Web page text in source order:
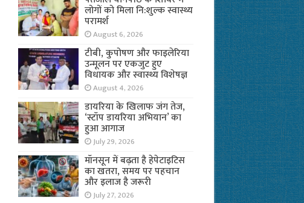
लोगों को मिला नि:शुल्क स्वास्थ्य
परामर्श
August 6, 2026
टीबी, कुपोषण और फाइलेरिया
उन्मूलन पर एकजुट हुए
विधायक और स्वास्थ्य विशेषज्ञ
August 4, 2026
डायरिया के खिलाफ जंग तेज,
‘स्टॉप डायरिया अभियान’ का
हुआ आगाज
July 29, 2026
मॉनसून में बढ़ता है हेपेटाइटिस
का खतरा, समय पर पहचान
और इलाज है जरूरी
July 27, 2026